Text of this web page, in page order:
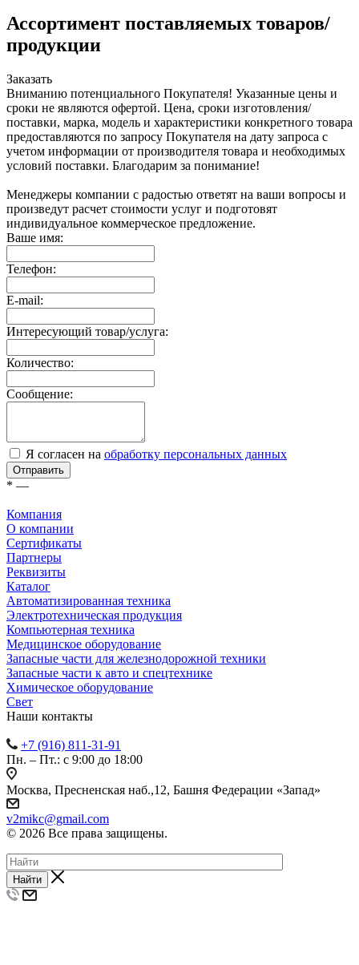
Ассортимент поставляемых товаров/
продукции
Заказать
Вниманию потенциального Покупателя! Указанные цены и
сроки не являются офертой. Цена, сроки изготовления/
поставки, марка, модель и характеристики конкретного товара
предоставляются по запросу Покупателя на дату запроса с
учетом информации от производителя товара и необходимых
условий поставки. Благодарим за понимание!
Менеджеры компании с радостью ответят на ваши вопросы и
произведут расчет стоимости услуг и подготовят
индивидуальное коммерческое предложение.
Ваше имя:
Телефон:
E-mail:
Интересующий товар/услуга:
Количество:
Сообщение:
Я согласен на обработку персональных данных
Отправить
* —
Компания
О компании
Сертификаты
Партнеры
Реквизиты
Каталог
Автоматизированная техника
Электротехническая продукция
Компьютерная техника
Медицинское оборудование
Запасные части для железнодорожной техники
Запасные части к авто и спецтехнике
Химическое оборудование
Cвет
Наши контакты
+7 (916) 811-31-91
Пн. – Пт.: с 9:00 до 18:00
Москва, Пресненская наб.,12, Башня Федерации «Запад»
v2mikc@gmail.com
© 2026 Все права защищены.
Найти